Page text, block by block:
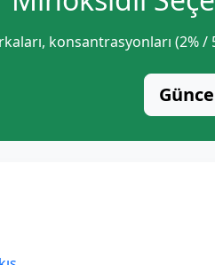
konsantrasyonları (2% /